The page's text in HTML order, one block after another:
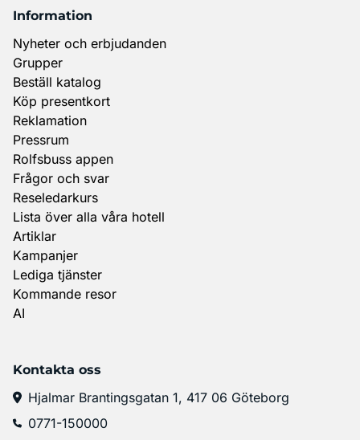
Information
Nyheter och erbjudanden
Grupper
Beställ katalog
Köp presentkort
Reklamation
Pressrum
Rolfsbuss appen
Frågor och svar
Reseledarkurs
Lista över alla våra hotell
Artiklar
Kampanjer
Lediga tjänster
Kommande resor
AI
Kontakta oss
Hjalmar Brantingsgatan 1, 417 06 Göteborg
0771-150000